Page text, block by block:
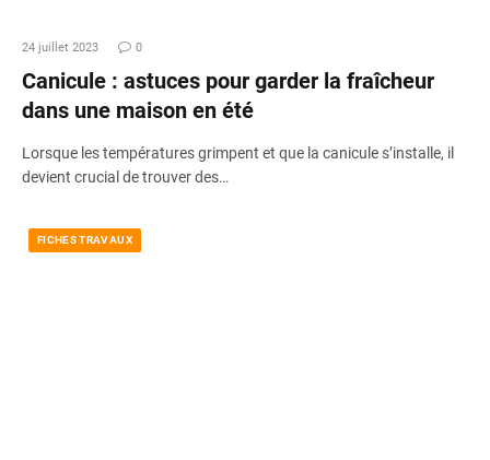
24 juillet 2023 0
Canicule : astuces pour garder la fraîcheur
dans une maison en été
Lorsque les températures grimpent et que la canicule s’installe, il
devient crucial de trouver des…
FICHES TRAVAUX